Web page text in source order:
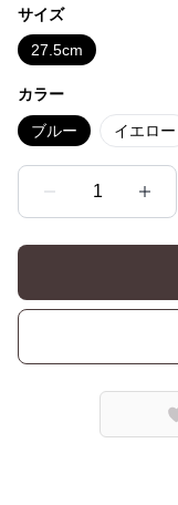
サイズ
27.5cm
カラー
ブルー イエロー
1